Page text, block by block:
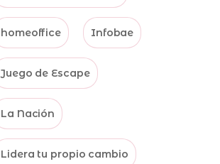
homeoffice Infobae
Juego de Escape
La Nación
Lidera tu propio cambio